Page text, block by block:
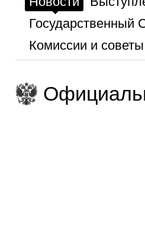
Государственный
Комиссии и советы